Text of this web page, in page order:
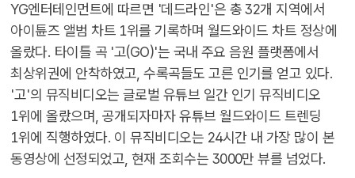
YG엔터테인먼트에 따르면 '데드라인'은 총 32개 지역에서
아이튠즈 앨범 차트 1위를 기록하며 월드와이드 차트 정상에
올랐다. 타이틀 곡 '고(GO)'는 국내 주요 음원 플랫폼에서
최상위권에 안착하였고, 수록곡들도 고른 인기를 얻고 있다.
'고'의 뮤직비디오는 글로벌 유튜브 일간 인기 뮤직비디오
1위에 올랐으며, 공개되자마자 유튜브 월드와이드 트렌딩
1위에 직행하였다. 이 뮤직비디오는 24시간 내 가장 많이 본
동영상에 선정되었고, 현재 조회수는 3000만 뷰를 넘었다.